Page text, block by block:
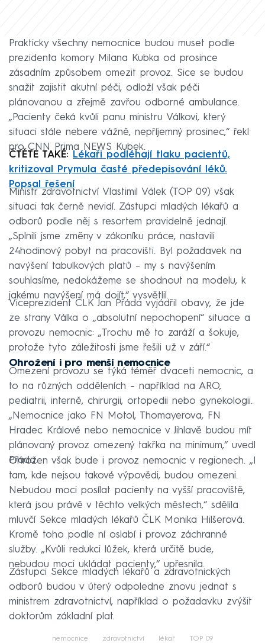
Prakticky všechny nemocnice budou muset podle
prezidenta komory Milana Kubka od prosince
zásadním způsobem omezit provoz. Sice se budou
snažit zajistit akutní péči, odloží však péči
plánovanou a zřejmě zavřou odborné ambulance.
„Pacienty čeká kvůli panu ministru Válkovi, který
situaci stále nebere vážně, nepříjemný prosinec,“ řekl
pro CNN Prima NEWS Kubek.
ČTĚTE TAKÉ:
Lékaři podléhají tlaku pacientů,
kritizoval Prymula časté předepisování léků.
Popsal řešení
Ministr zdravotnictví Vlastimil Válek (TOP 09) však
situaci tak černě nevidí. Zástupci mladých lékařů a
odborů podle něj s resortem pravidelně jednají.
„Splnili jsme změny v zákoníku práce, nastavili
24hodinový pobyt na pracovišti. Byl požadavek na
navýšení tabulkových platů – my s navýšením
souhlasíme, nedokážeme se shodnout na modelu, k
jakému navýšení má dojít,“ vysvětlil.
Viceprezident ČLK Jan Přáda vyjádřil obavy, že jde
ze strany Válka o „absolutní nepochopení“ situace a
provozu nemocnic: „Trochu mě to zaráží a šokuje,
protože tyto záležitosti jsme řešili už v září.“
Ohrožení i pro menší nemocnice
Omezení provozu se týká téměř dvaceti nemocnic, a
to na různých odděleních – například na ARO,
pediatrii, interně, chirurgii, ortopedii nebo gynekologii.
„Nemocnice jako FN Motol, Thomayerova, FN
Hradec Králové nebo nemocnice v Jihlavě budou mít
plánovaný provoz omezený takřka na minimum,“ uvedl
Přáda.
Ohrožen však bude i provoz nemocnic v regionech. „I
tam, kde nejsou takové výpovědi, budou omezeni.
Nebudou moci posílat pacienty na vyšší pracoviště,
která jsou právě v těchto velkých městech,“ sdělila
mluvčí Sekce mladých lékařů ČLK Monika Hilšerová.
Kromě toho podle ní oslabí i provoz záchranné
služby. „Kvůli redukci lůžek, která určitě bude,
nebudou moci ukládat pacienty,“ upřesnila.
Zástupci Sekce mladých lékařů a zdravotnických
odborů budou v úterý odpoledne znovu jednat s
ministrem zdravotnictví, například o požadavku zvýšit
doktorům základní plat.
nemocnice zdravotnictví lékař TOP 09